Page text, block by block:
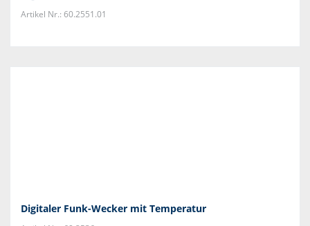
Artikel Nr.: 60.2551.01
Digitaler Funk-Wecker mit Temperatur